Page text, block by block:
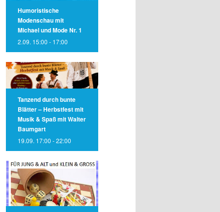
Humoristische
Modenschau mit
Michael und Mode Nr. 1
2.09. 15:00 - 17:00
Tanzend durch bunte
Blätter – Herbstfest mit
Musik & Spaß mit Walter
Baumgart
19.09. 17:00 -22:00